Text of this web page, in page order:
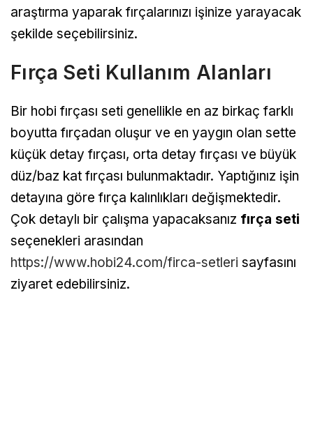
araştırma yaparak fırçalarınızı işinize yarayacak
şekilde seçebilirsiniz.
Fırça Seti Kullanım Alanları
Bir hobi fırçası seti genellikle en az birkaç farklı
boyutta fırçadan oluşur ve en yaygın olan sette
küçük detay fırçası, orta detay fırçası ve büyük
düz/baz kat fırçası bulunmaktadır. Yaptığınız işin
detayına göre fırça kalınlıkları değişmektedir.
Çok detaylı bir çalışma yapacaksanız fırça seti
seçenekleri arasından
https://www.hobi24.com/firca-setleri sayfasını
ziyaret edebilirsiniz.